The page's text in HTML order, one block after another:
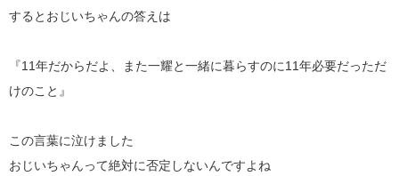
するとおじいちゃんの答えは
『11年だからだよ、また一耀と一緒に暮らすのに11年必要だっただ
けのこと』
この言葉に泣けました
おじいちゃんって絶対に否定しないんですよね